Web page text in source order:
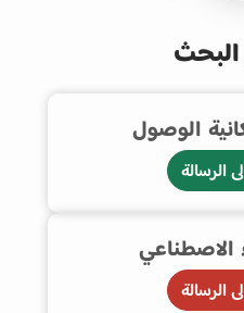
الوصول
الرسالة
الاصطناعي
الرسالة